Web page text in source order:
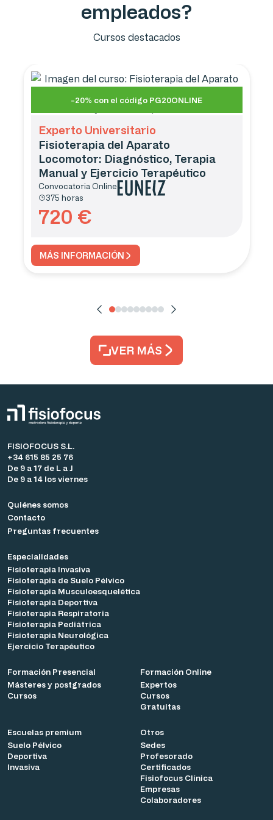
empleados?
Cursos destacados
-20% con el código PG20ONLINE
Experto Universitario
Fisioterapia del Aparato
Locomotor: Diagnóstico, Terapia
Manual y Ejercicio Terapéutico
Convocatoria Online
375 horas
720 €
MÁS INFORMACIÓN
VER MÁS
FISIOFOCUS S.L.
+34 615 85 25 76
De 9 a 17 de L a J
De 9 a 14 los viernes
Quiénes somos
Contacto
Preguntas frecuentes
Especialidades
Fisioterapia Invasiva
Fisioterapia de Suelo Pélvico
Fisioterapia Musculoesquelética
Fisioterapia Deportiva
Fisioterapia Respiratoria
Fisioterapia Pediátrica
Fisioterapia Neurológica
Ejercicio Terapéutico
Formación Presencial
Másteres y postgrados
Cursos
Formación Online
Expertos
Cursos
Gratuitas
Escuelas premium
Suelo Pélvico
Deportiva
Invasiva
Otros
Sedes
Profesorado
Certificados
Fisiofocus Clínica
Empresas
Colaboradores